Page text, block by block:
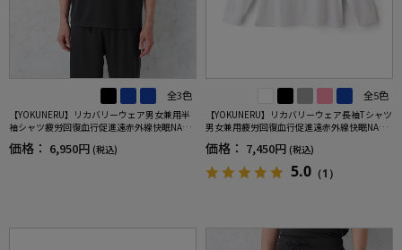
全3色
【YOKUNERU】リカバリーウェア男女兼用半
袖シャツ疲労回復血行促進遠赤外線快眠NANO
MIX(R)【一般医療機器】SS～LLサイズ
価格： 6,950円 (税込)
全5色
【YOKUNERU】リカバリーウェア長袖Tシャツ
男女兼用疲労回復血行促進遠赤外線快眠NANO
MIX(R)【一般医療機器】SS～LLサイズ
価格： 7,450円 (税込)
5.0 （1）